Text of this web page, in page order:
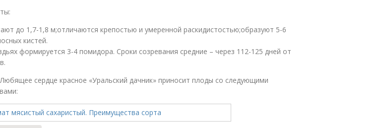
до 1,7-1,8 м;отличаются крепостью и умеренной раскидистостью;образуют 5-6
кистей.
формируется 3-4 помидора. Сроки созревания средние – через 112-125 дней от
сердце красное «Уральский дачник» приносит плоды со следующими